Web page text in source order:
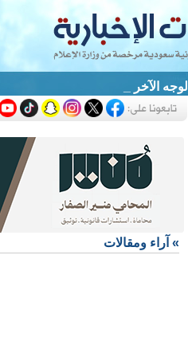
الوجه الآخر للكارثة
» آراء ومقالات